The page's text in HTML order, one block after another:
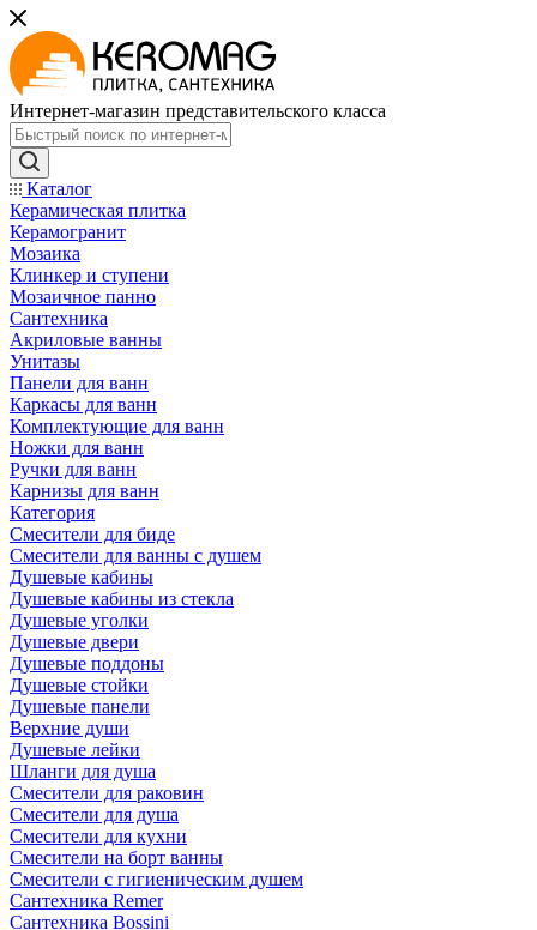
Интернет-магазин представительского класса
Каталог
Керамическая плитка
Керамогранит
Мозаика
Клинкер и ступени
Мозаичное панно
Сантехника
Акриловые ванны
Унитазы
Панели для ванн
Каркасы для ванн
Комплектующие для ванн
Ножки для ванн
Ручки для ванн
Карнизы для ванн
Категория
Смесители для биде
Смесители для ванны с душем
Душевые кабины
Душевые кабины из стекла
Душевые уголки
Душевые двери
Душевые поддоны
Душевые стойки
Душевые панели
Верхние души
Душевые лейки
Шланги для душа
Смесители для раковин
Смесители для душа
Смесители для кухни
Смесители на борт ванны
Смесители с гигиеническим душем
Сантехника Remer
Сантехника Bossini